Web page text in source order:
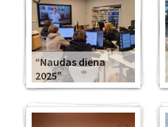
“Naudas diena
2025”